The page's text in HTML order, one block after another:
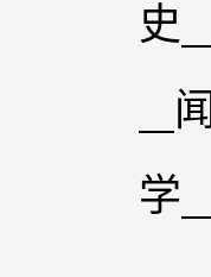
史
闻
学